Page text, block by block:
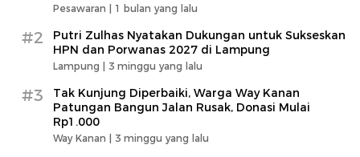
Pesawaran | 1 bulan yang lalu
#2
Putri Zulhas Nyatakan Dukungan untuk Sukseskan
HPN dan Porwanas 2027 di Lampung
Lampung | 3 minggu yang lalu
#3
Tak Kunjung Diperbaiki, Warga Way Kanan
Patungan Bangun Jalan Rusak, Donasi Mulai
Rp1.000
Way Kanan | 3 minggu yang lalu